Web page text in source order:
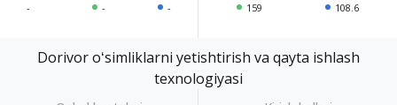
- - - 159 108.6
Dorivor oʻsimliklarni yetishtirish va qayta ishlash
texnologiyasi